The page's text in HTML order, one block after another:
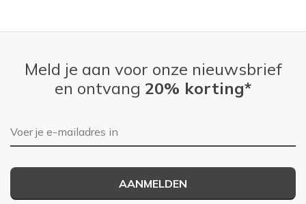
Meld je aan voor onze nieuwsbrief
en ontvang 20% korting*
E-mailadres
AANMELDEN